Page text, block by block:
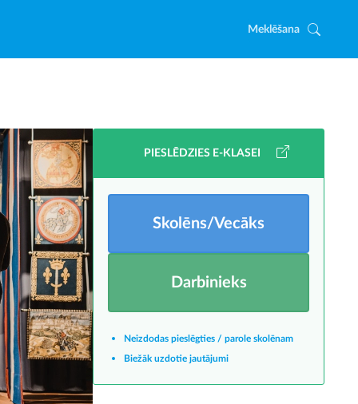
Meklēšana
PIESLĒDZIES E-KLASEI
Skolēns/Vecāks
Darbinieks
Neizdodas pieslēgties / parole skolēnam
Biežāk uzdotie jautājumi